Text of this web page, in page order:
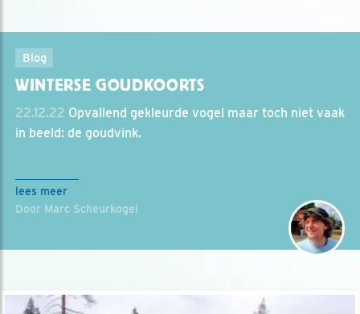
Blog
WINTERSE GOUDKOORTS
22.12.22 Opvallend gekleurde vogel maar toch niet vaak
in beeld: de goudvink.
lees meer
Door Marc Scheurkogel